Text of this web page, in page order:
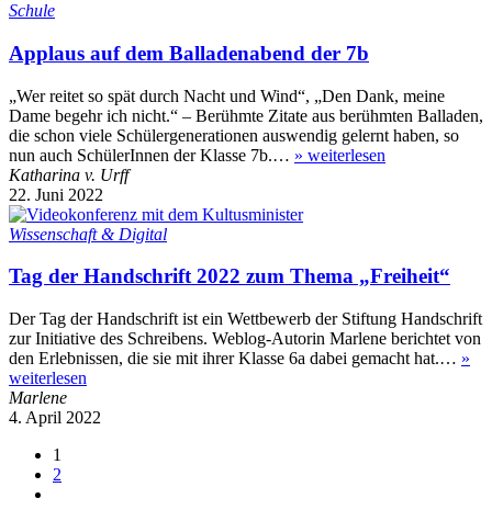
Schule
Applaus auf dem Balladenabend der 7b
„Wer reitet so spät durch Nacht und Wind“, „Den Dank, meine
Dame begehr ich nicht.“ – Berühmte Zitate aus berühmten Balladen,
die schon viele Schülergenerationen auswendig gelernt haben, so
nun auch SchülerInnen der Klasse 7b.… » weiterlesen
Katharina v. Urff
22. Juni 2022
Wissenschaft & Digital
Tag der Handschrift 2022 zum Thema „Freiheit“
Der Tag der Handschrift ist ein Wettbewerb der Stiftung Handschrift
zur Initiative des Schreibens. Weblog-Autorin Marlene berichtet von
den Erlebnissen, die sie mit ihrer Klasse 6a dabei gemacht hat.… »
weiterlesen
Marlene
4. April 2022
1
2